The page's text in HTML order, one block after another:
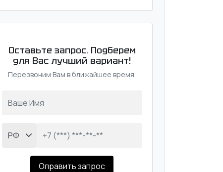
Оставьте запрос. Подберем
для Вас лучший вариант!
Перезвоним Вам в ближайшее время.
Оправить запрос